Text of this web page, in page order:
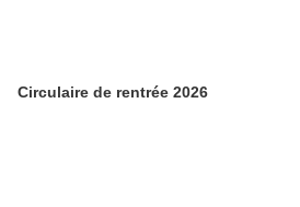
Circulaire de rentrée 2026